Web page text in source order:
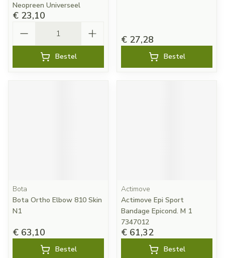
Neopreen Universeel
€ 23,10
Bestel
€ 27,28
Bestel
Bota
Bota Ortho Elbow 810 Skin
N1
€ 63,10
Bestel
Actimove
Actimove Epi Sport
Bandage Epicond. M 1
7347012
€ 61,32
Bestel